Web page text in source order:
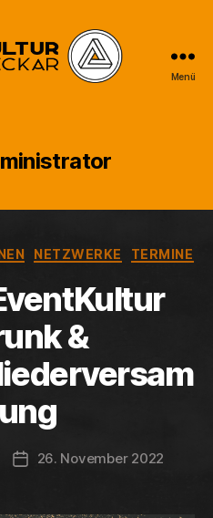
Menü
Kategorien
NETZWERKE TERMINE
&
Beitragsdatum
26. November 2022